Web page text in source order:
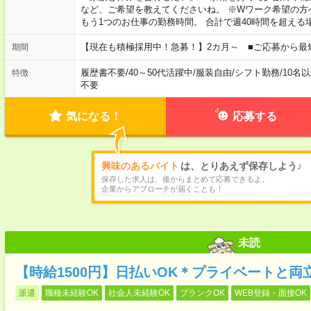
など、ご希望を教えてくださいね。 ※Wワーク希望の
もう1つのお仕事の勤務時間。 合計で週40時間を超える
期間 【現在も積極採用中！急募！】2カ月～ ■ご応募から
特徴 履歴書不要/40～50代活躍中/服装自由/シフト勤務/10名
不要
気になる！ 応募する
興味のあるバイト は、とりあえず保存しよう♪
保存した求人は、後からまとめて応募できるよ。
企業からアプローチが届くことも！
未読
【時給1500円】日払いOK＊プライベートと
派遣 職種未経験OK 社会人未経験OK ブランクOK WEB登録・面接OK